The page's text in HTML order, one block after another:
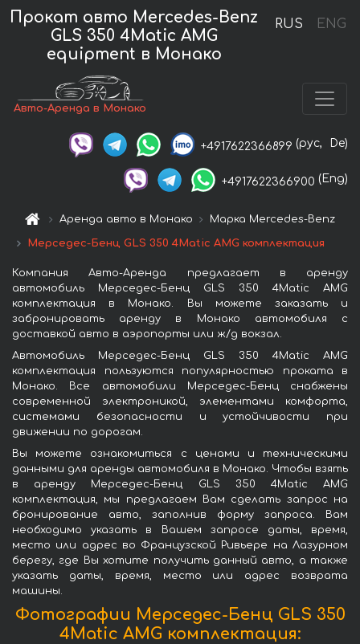
RUS ENG
Прокат авто Mercedes-Benz
GLS 350 4Matic AMG
equipment в Монако
Авто-Аренда в Монако
+4917622366899 (рус, De)
+4917622366900 (Eng)
Аренда авто в Монако Марка Mercedes-Benz
Мерседес-Бенц GLS 350 4Matic AMG комплектация
Компания Авто-Аренда предлагает в аренду
автомобиль Мерседес-Бенц GLS 350 4Matic AMG
комплектация в Монако. Вы можете заказать и
забронировать аренду в Монако автомобиля с
доставкой авто в аэропорты или ж/д вокзал.
Автомобиль Мерседес-Бенц GLS 350 4Matic AMG
комплектация пользуются популярностью проката в
Монако. Все автомобили Мерседес-Бенц снабжены
современной электроникой, элементами комфорта,
системами безопасности и устойчивости при
движении по дорогам.
Вы можете ознакомиться с ценами и техническими
данными для аренды автомобиля в Монако. Чтобы взять
в аренду Мерседес-Бенц GLS 350 4Matic AMG
комплектация, мы предлагаем Вам сделать запрос на
бронирование авто, заполнив форму запроса. Вам
необходимо указать в Вашем запросе даты, время,
место или адрес во Французской Ривьере на Лазурном
берегу, где Вы хотите получить данный авто, а также
указать даты, время, место или адрес возврата
машины.
Фотографии Мерседес-Бенц GLS 350
4Matic AMG комплектация: